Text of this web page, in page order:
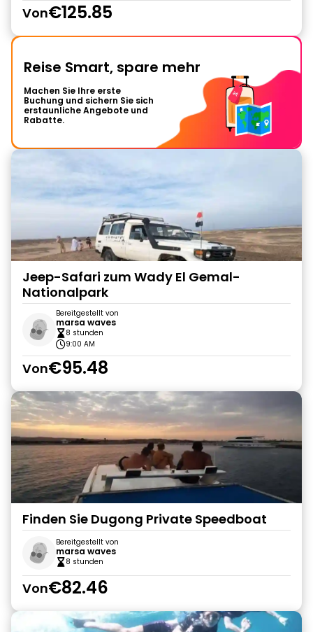
Von€125.85
Reise Smart, spare mehr
Machen Sie Ihre erste
Buchung und sichern Sie sich
erstaunliche Angebote und
Rabatte.
Jeep-Safari zum Wady El Gemal-
Nationalpark
Bereitgestellt von
marsa waves
8 stunden
9:00 AM
Von€95.48
Finden Sie Dugong Private Speedboat
Bereitgestellt von
marsa waves
8 stunden
Von€82.46